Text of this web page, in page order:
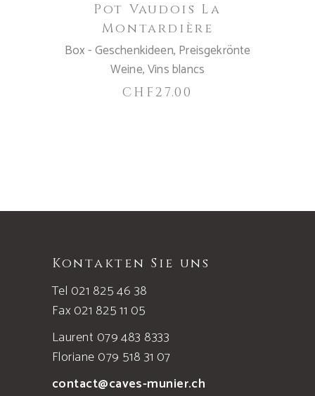
Pot Vaudois La
Montardière
Box - Geschenkideen, Preisgekrönte
Weine,Vins blancs
CHF27.00
Kontakten Sie uns
Tel 021 825 46 38
Fax 021 825 11 05
Laurent 079 483 8333
Floriane 079 518 31 07
contact@caves-munier.ch